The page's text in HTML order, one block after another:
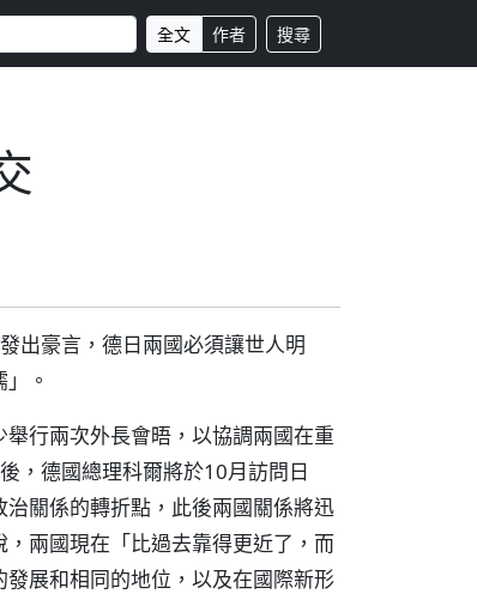
全文 作者 搜尋
出豪言，德日兩國必須讓世人明
。
行兩次外長會晤，以協調兩國在重
，德國總理科爾將於10月訪問日
關係的轉折點，此後兩國關係將迅
兩國現在「比過去靠得更近了，而
展和相同的地位，以及在國際新形